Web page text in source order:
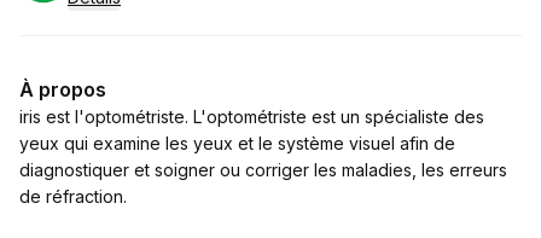
À propos
iris est l'optométriste. L'optométriste est un spécialiste des
yeux qui examine les yeux et le système visuel afin de
diagnostiquer et soigner ou corriger les maladies, les erreurs
de réfraction.